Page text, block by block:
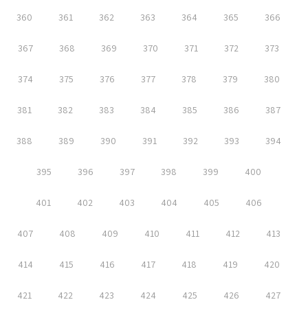
360 361 362 363 364 365 366
367 368 369 370 371 372 373
374 375 376 377 378 379 380
381 382 383 384 385 386 387
388 389 390 391 392 393 394
395 396 397 398 399 400
401 402 403 404 405 406
407 408 409 410 411 412 413
414 415 416 417 418 419 420
421 422 423 424 425 426 427